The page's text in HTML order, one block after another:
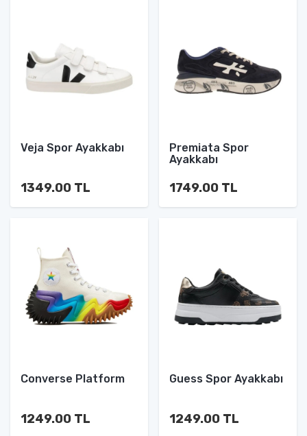
Veja Spor Ayakkabı
1349.00 TL
Premiata Spor
Ayakkabı
1749.00 TL
Converse Platform
1249.00 TL
Guess Spor Ayakkabı
1249.00 TL